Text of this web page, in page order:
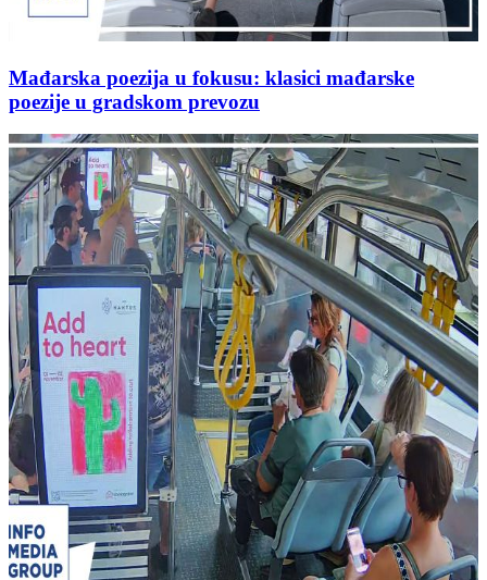
Mađarska poezija u fokusu: klasici mađarske
poezije u gradskom prevozu